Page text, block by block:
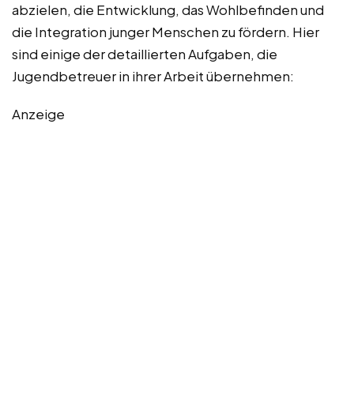
abzielen, die Entwicklung, das Wohlbefinden und
die Integration junger Menschen zu fördern. Hier
sind einige der detaillierten Aufgaben, die
Jugendbetreuer in ihrer Arbeit übernehmen:
Anzeige